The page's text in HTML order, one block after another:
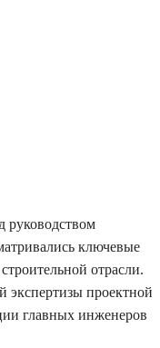
руководством
ключевые
отрасли.
экспертизы проектной
главных инженеров